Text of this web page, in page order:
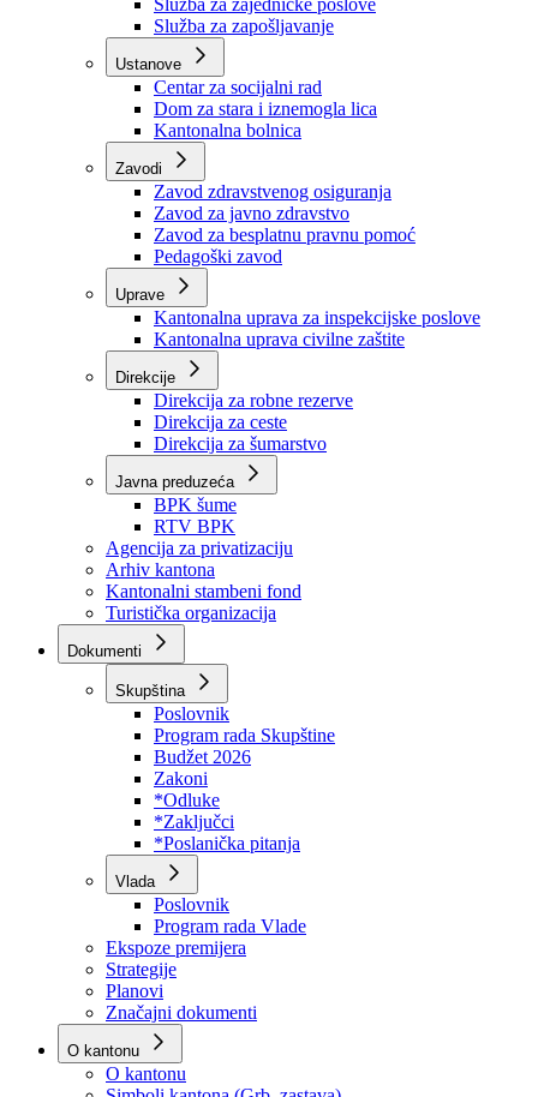
Službe
Služba za odnose s javnošću
Služba za zajedničke poslove
Služba za zapošljavanje
Ustanove
Centar za socijalni rad
Dom za stara i iznemogla lica
Kantonalna bolnica
Zavodi
Zavod zdravstvenog osiguranja
Zavod za javno zdravstvo
Zavod za besplatnu pravnu pomoć
Pedagoški zavod
Kantonalna uprava za inspekcijske poslove
Kantonalna uprava civilne zaštite
Direkcije
Direkcija za robne rezerve
Direkcija za ceste
Direkcija za šumarstvo
Javna preduzeća
BPK šume
RTV BPK
Agencija za privatizaciju
Arhiv kantona
Kantonalni stambeni fond
Turistička organizacija
Dokumenti
Skupština
Poslovnik
Program rada Skupštine
Budžet 2026
Zakoni
*Odluke
*Zaključci
*Poslanička pitanja
Vlada
Poslovnik
Program rada Vlade
Ekspoze premijera
Strategije
Planovi
Značajni dokumenti